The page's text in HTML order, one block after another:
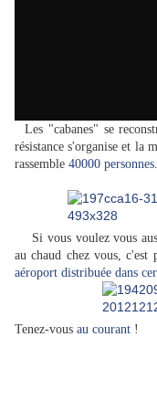
Les "cabanes" se
résistance s'organise et la
rassemble 40000 personnes.
Si vous voulez vous
au chaud chez vous,
aéroport distribuée dans
Tenez-vous au courant !